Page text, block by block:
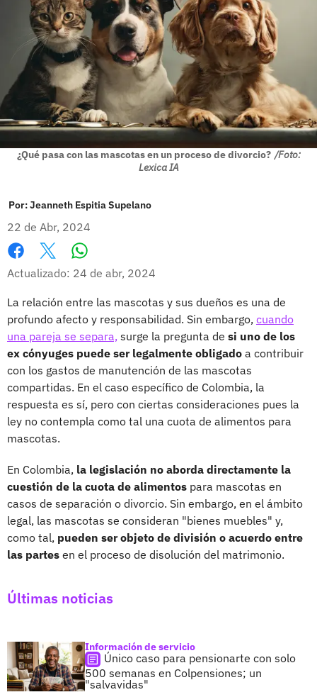
¿Qué pasa con las mascotas en un proceso de divorcio? /Foto:
Lexica IA
Por:Jeanneth Espitia Supelano
22 de Abr, 2024
Facebook
X
Actualizado: 24 de abr, 2024
La relación entre las mascotas y sus dueños es una de
profundo afecto y responsabilidad. Sin embargo, cuando
una pareja se separa, surge la pregunta de si uno de los
ex cónyuges puede ser legalmente obligado a contribuir
con los gastos de manutención de las mascotas
compartidas. En el caso específico de Colombia, la
respuesta es sí, pero con ciertas consideraciones pues la
ley no contempla como tal una cuota de alimentos para
mascotas.
En Colombia, la legislación no aborda directamente la
cuestión de la cuota de alimentos para mascotas en
casos de separación o divorcio. Sin embargo, en el ámbito
legal, las mascotas se consideran "bienes muebles" y,
como tal, pueden ser objeto de división o acuerdo entre
las partes en el proceso de disolución del matrimonio.
Últimas noticias
Información de servicio
Único caso para pensionarte con solo
500 semanas en Colpensiones; un
"salvavidas"